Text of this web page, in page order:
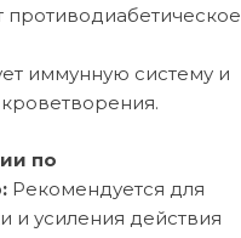
противодиабетическое
иммунную систему и
по
Рекомендуется для
и усиления действия